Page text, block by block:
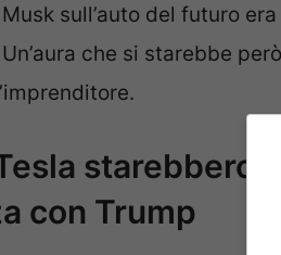
Musk sull’auto del futuro
che si starebbe
starebbero
con Trump